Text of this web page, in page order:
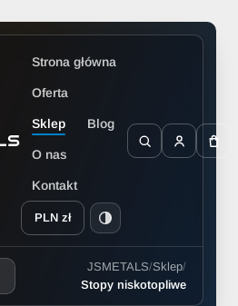
Strona główna
Oferta
Sklep Blog
O nas
Kontakt
PLN zł
JSMETALS/Sklep/
Stopy niskotopliwe